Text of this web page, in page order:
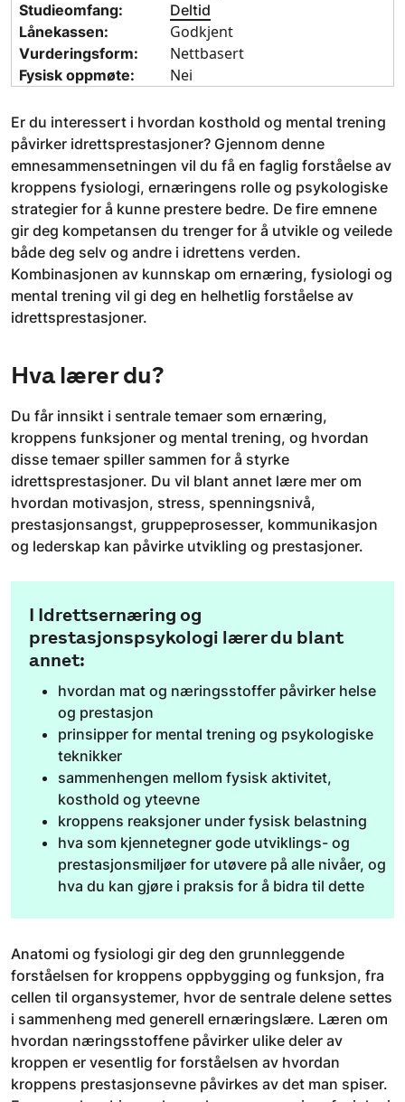
Studieomfang:
Deltid
Lånekassen:
Godkjent
Vurderingsform: Nettbasert
Fysisk oppmøte: Nei
Er du interessert i hvordan kosthold og mental trening
påvirker idrettsprestasjoner? Gjennom denne
emnesammensetningen vil du få en faglig forståelse av
kroppens fysiologi, ernæringens rolle og psykologiske
strategier for å kunne prestere bedre. De fire emnene
gir deg kompetansen du trenger for å utvikle og veilede
både deg selv og andre i idrettens verden.
Kombinasjonen av kunnskap om ernæring, fysiologi og
mental trening vil gi deg en helhetlig forståelse av
idrettsprestasjoner.
Hva lærer du?
Du får innsikt i sentrale temaer som ernæring,
kroppens funksjoner og mental trening, og hvordan
disse temaer spiller sammen for å styrke
idrettsprestasjoner. Du vil blant annet lære mer om
hvordan motivasjon, stress, spenningsnivå,
prestasjonsangst, gruppeprosesser, kommunikasjon
og lederskap kan påvirke utvikling og prestasjoner.
I Idrettsernæring og
prestasjonspsykologi lærer du blant
annet:
hvordan mat og næringsstoffer påvirker helse
og prestasjon
prinsipper for mental trening og psykologiske
teknikker
sammenhengen mellom fysisk aktivitet,
kosthold og yteevne
kroppens reaksjoner under fysisk belastning
hva som kjennetegner gode utviklings- og
prestasjonsmiljøer for utøvere på alle nivåer, og
hva du kan gjøre i praksis for å bidra til dette
Anatomi og fysiologi gir deg den grunnleggende
forståelsen for kroppens oppbygging og funksjon, fra
cellen til organsystemer, hvor de sentrale delene settes
i sammenheng med generell ernæringslære. Læren om
hvordan næringsstoffene påvirker ulike deler av
kroppen er vesentlig for forståelsen av hvordan
kroppens prestasjonsevne påvirkes av det man spiser.